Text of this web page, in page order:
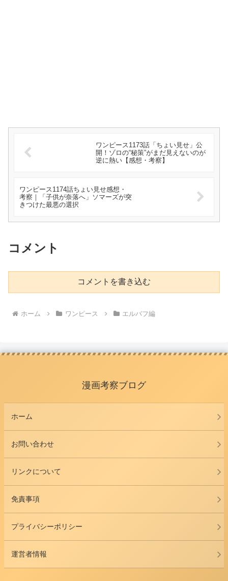
ワンピース1173話「ちょい見せ」公
開！ゾロの“秘策”がまだ見えないのが
逆に熱い【感想・考察】
ワンピース1174話ちょい見せ感想・
考察｜「子供が奈落へ」ソマーズが突
きつけた最悪の選択
コメント
コメントを書き込む
ホーム ワンピース エルバフ編
漫画考察ブログ
ホーム
お問い合わせ
リンクについて
免責事項
プライバシーポリシー
運営者情報